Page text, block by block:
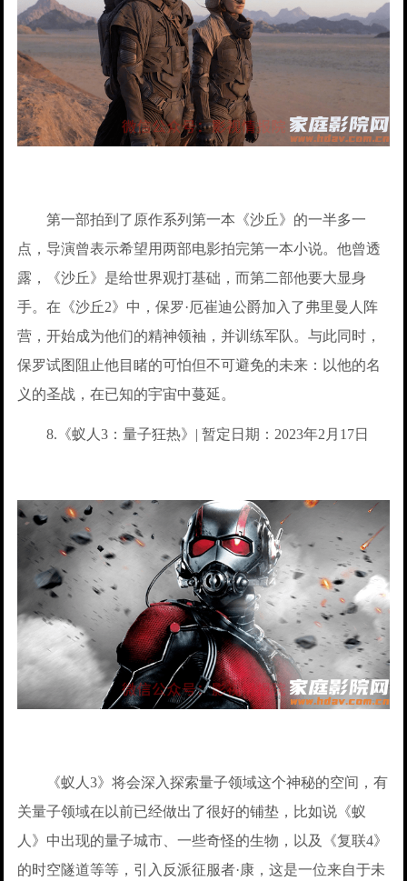
第一部拍到了原作系列第一本《沙丘》的一半多一
点，导演曾表示希望用两部电影拍完第一本小说。他曾透
露，《沙丘》是给世界观打基础，而第二部他要大显身
手。在《沙丘2》中，保罗·厄崔迪公爵加入了弗里曼人阵
营，开始成为他们的精神领袖，并训练军队。与此同时，
保罗试图阻止他目睹的可怕但不可避免的未来：以他的名
义的圣战，在已知的宇宙中蔓延。
8.《蚁人3：量子狂热》| 暂定日期：2023年2月17日
《蚁人3》将会深入探索量子领域这个神秘的空间，有
关量子领域在以前已经做出了很好的铺垫，比如说《蚁
人》中出现的量子城市、一些奇怪的生物，以及《复联4》
的时空隧道等等，引入反派征服者·康，这是一位来自于未